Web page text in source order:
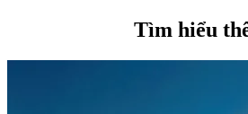
Tìm hiểu